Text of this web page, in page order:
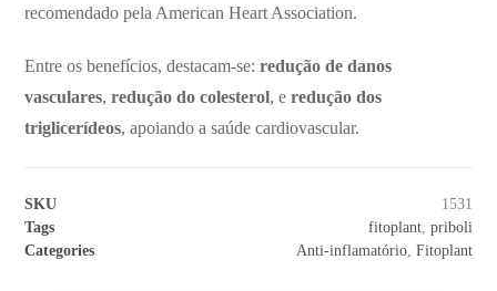
recomendado pela American Heart Association.
Entre os benefícios, destacam-se:redução de danos
vasculares,redução do colesterol, eredução dos
triglicerídeos, apoiando a saúde cardiovascular.
SKU
1531
Tags
fitoplant, priboli
Categories
Anti-inflamatório, Fitoplant